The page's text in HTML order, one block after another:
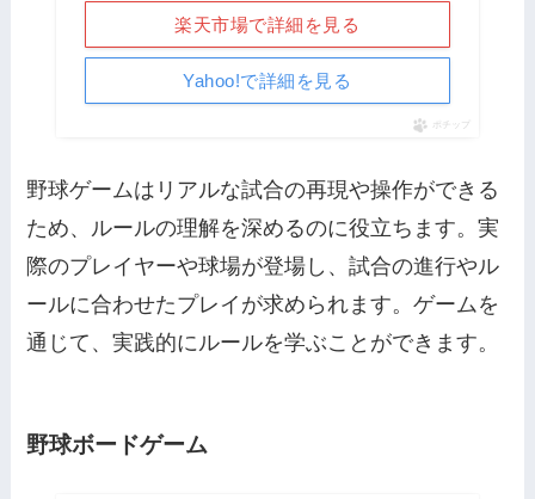
楽天市場で詳細を見る
Yahoo!で詳細を見る
ポチップ
野球ゲームはリアルな試合の再現や操作ができる
ため、ルールの理解を深めるのに役立ちます。実
際のプレイヤーや球場が登場し、試合の進行やル
ールに合わせたプレイが求められます。ゲームを
通じて、実践的にルールを学ぶことができます。
野球ボードゲーム